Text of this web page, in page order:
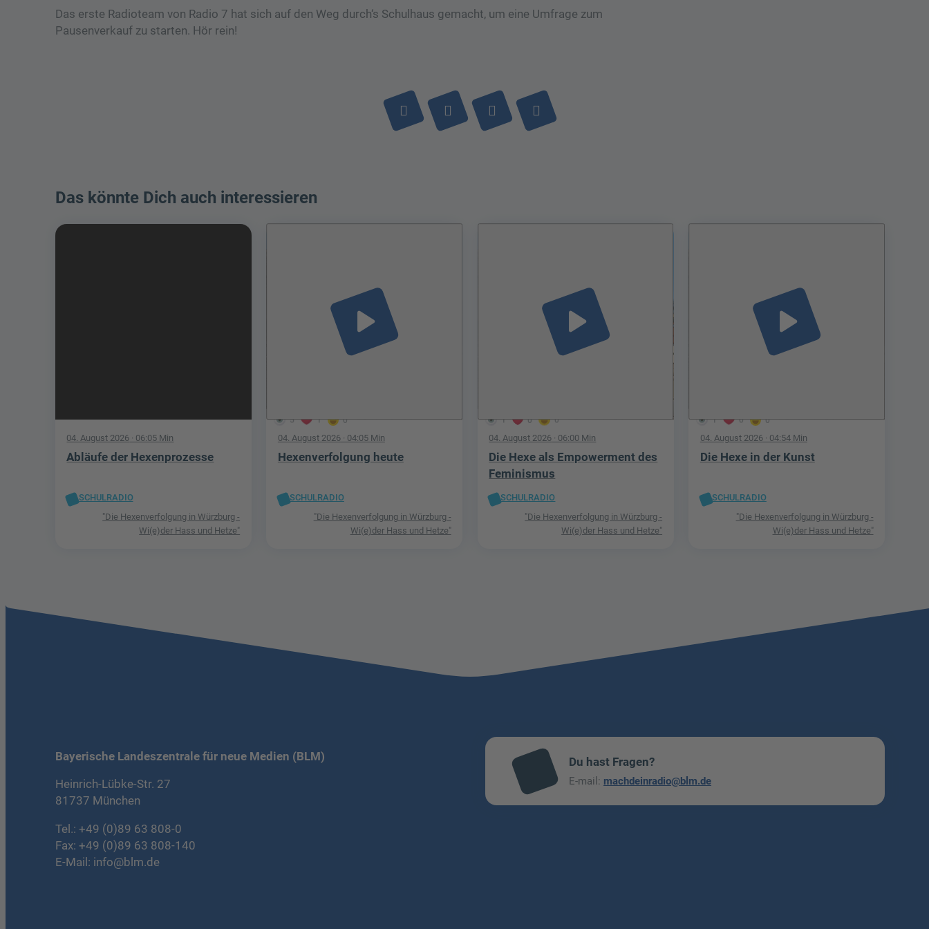
Das erste Radioteam von Radio 7 hat sich auf den Weg durch‘s Schulhaus gemacht, um eine Umfrage zum
Pausenverkauf zu starten. Hör rein!
Das könnte Dich auch interessieren
04. August 2026 · 06:05 Min
Abläufe der Hexenprozesse
SCHULRADIO
"Die Hexenverfolgung in Würzburg -
Wi(e)der Hass und Hetze"
5 1 0
play_arrow
04. August 2026· 04:05 Min
Hexenverfolgung heute
SCHULRADIO
"Die Hexenverfolgung in Würzburg -
Wi(e)der Hass und Hetze"
1 0 0
play_arrow
04. August 2026 · 06:00 Min
Die Hexe als Empowerment des
Feminismus
SCHULRADIO
"Die Hexenverfolgung in Würzburg -
Wi(e)der Hass und Hetze"
1 0 0
play_arrow
04. August 2026· 04:54 Min
Die Hexe in der Kunst
SCHULRADIO
"Die Hexenverfolgung in Würzburg -
Wi(e)der Hass und Hetze"
Bayerische Landeszentrale für neue Medien (BLM)
Heinrich-Lübke-Str. 27
81737 München
Tel.: +49 (0)89 63 808-0
Fax: +49 (0)89 63 808-140
E-Mail: info@blm.de
mai
l
Du hast Fragen?
E-mail: machdeinradio@blm.de